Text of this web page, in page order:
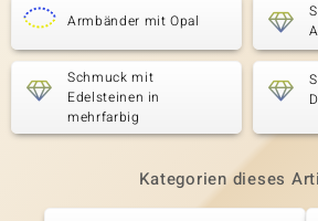
Armbänder mit Opal
Schmuck mit
Edelsteinen in
mehrfarbig
Kategorien dieses